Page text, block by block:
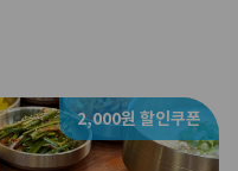
2,000원 할인쿠폰